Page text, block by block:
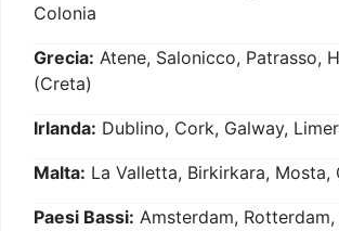
Colonia
Grecia: Atene, Salonicco, Patrasso,
(Creta)
Irlanda: Dublino, Cork, Galway,
Malta: La Valletta, Birkirkara, Mosta,
Paesi Bassi: Amsterdam,